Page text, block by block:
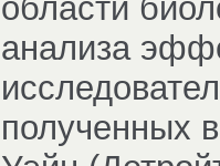
области
анализа
полученных